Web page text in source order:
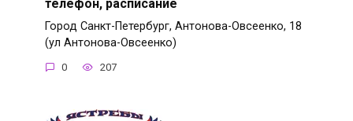
телефон, расписание
Город Санкт-Петербург, Антонова-Овсеенко, 18
(ул Антонова-Овсеенко)
0 207